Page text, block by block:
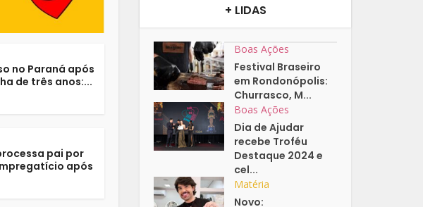
no Paraná após
de três anos:...
pai por
após
+ LIDAS
Boas Ações
Festival Braseiro
em Rondonópolis:
Churrasco, M...
Boas Ações
Dia de Ajudar
recebe Troféu
Destaque 2024 e
cel...
Matéria
Novo: